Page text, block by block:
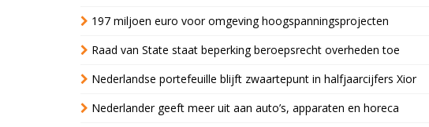
197 miljoen euro voor omgeving hoogspanningsprojecten
Raad van State staat beperking beroepsrecht overheden toe
Nederlandse portefeuille blijft zwaartepunt in halfjaarcijfers Xior
Nederlander geeft meer uit aan auto’s, apparaten en horeca